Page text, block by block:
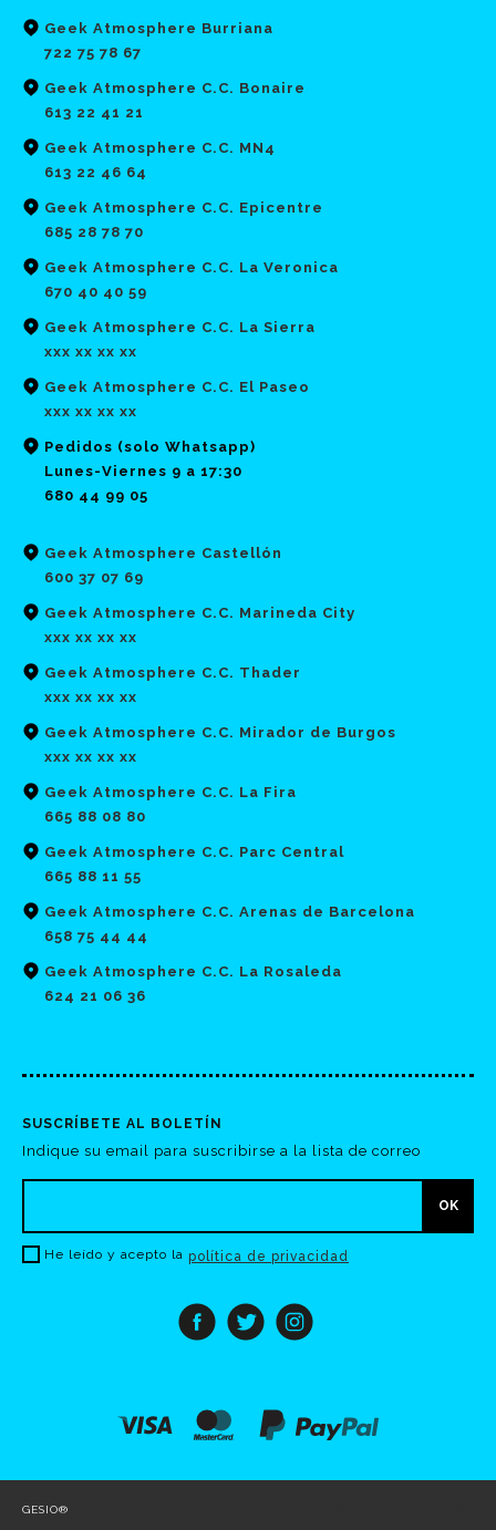
Geek Atmosphere Burriana
722 75 78 67
Geek Atmosphere C.C. Bonaire
613 22 41 21
Geek Atmosphere C.C. MN4
613 22 46 64
Geek Atmosphere C.C. Epicentre
685 28 78 70
Geek Atmosphere C.C. La Veronica
670 40 40 59
Geek Atmosphere C.C. La Sierra
xxx xx xx xx
Geek Atmosphere C.C. El Paseo
xxx xx xx xx
Pedidos (solo Whatsapp)
Lunes-Viernes 9 a 17:30
680 44 99 05
Geek Atmosphere Castellón
600 37 07 69
Geek Atmosphere C.C. Marineda City
xxx xx xx xx
Geek Atmosphere C.C. Thader
xxx xx xx xx
Geek Atmosphere C.C. Mirador de Burgos
xxx xx xx xx
Geek Atmosphere C.C. La Fira
665 88 08 80
Geek Atmosphere C.C. Parc Central
665 88 11 55
Geek Atmosphere C.C. Arenas de Barcelona
658 75 44 44
Geek Atmosphere C.C. La Rosaleda
624 21 06 36
SUSCRÍBETE AL BOLETÍN
Indique su email para suscribirse a la lista de correo
He leído y acepto la política de privacidad
GESIO®